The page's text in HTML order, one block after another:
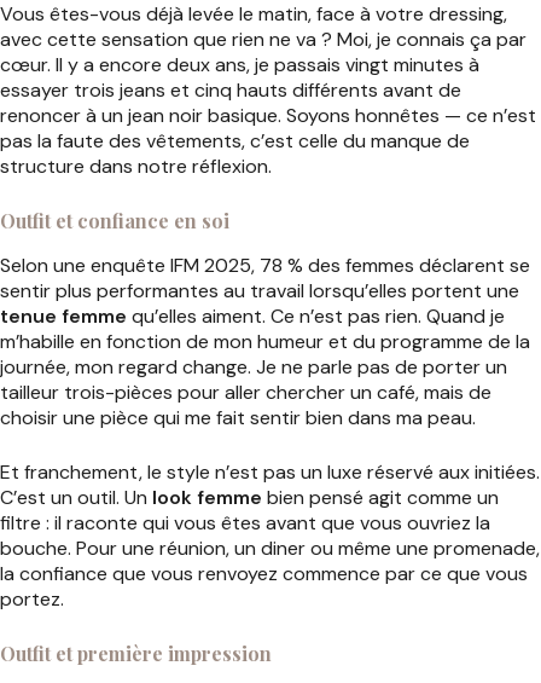
Vous êtes-vous déjà levée le matin, face à votre dressing,
avec cette sensation que rien ne va ? Moi, je connais ça par
cœur. Il y a encore deux ans, je passais vingt minutes à
essayer trois jeans et cinq hauts différents avant de
renoncer à un jean noir basique. Soyons honnêtes — ce n’est
pas la faute des vêtements, c’est celle du manque de
structure dans notre réflexion.
Outfit et confiance en soi
Selon une enquête IFM 2025, 78 % des femmes déclarent se
sentir plus performantes au travail lorsqu’elles portent une
tenue femme qu’elles aiment. Ce n’est pas rien. Quand je
m’habille en fonction de mon humeur et du programme de la
journée, mon regard change. Je ne parle pas de porter un
tailleur trois-pièces pour aller chercher un café, mais de
choisir une pièce qui me fait sentir bien dans ma peau.
Et franchement, le style n’est pas un luxe réservé aux initiées.
C’est un outil. Un look femme bien pensé agit comme un
filtre : il raconte qui vous êtes avant que vous ouvriez la
bouche. Pour une réunion, un diner ou même une promenade,
la confiance que vous renvoyez commence par ce que vous
portez.
Outfit et première impression